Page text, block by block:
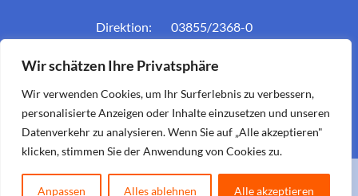
Wir schätzen Ihre Privatsphäre
Wir verwenden Cookies, um Ihr Surferlebnis zu verbessern,
personalisierte Anzeigen oder Inhalte einzusetzen und unseren
Datenverkehr zu analysieren. Wenn Sie auf „Alle akzeptieren"
klicken, stimmen Sie der Anwendung von Cookies zu.
Anpassen Alles ablehnen Alle akzeptieren
Direktion: 03855/2368-0
Mail: vs.krieglach@twin.at
Copyright © 2026 Volksschule Krieglach. Powered byKoerbler